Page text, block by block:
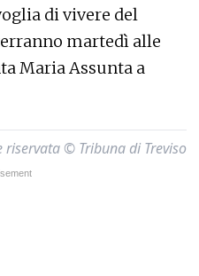
di vivere del
martedì alle
Maria Assunta a
riservata © Tribuna di Treviso